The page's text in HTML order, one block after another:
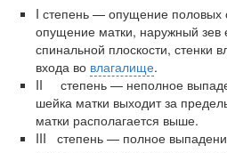
I степень — опущение половых
опущение матки, наружный зев
спинальной плоскости, стенки
входа во влагалище.
II степень — неполное
шейка матки выходит за
матки располагается выше.
III степень — полное